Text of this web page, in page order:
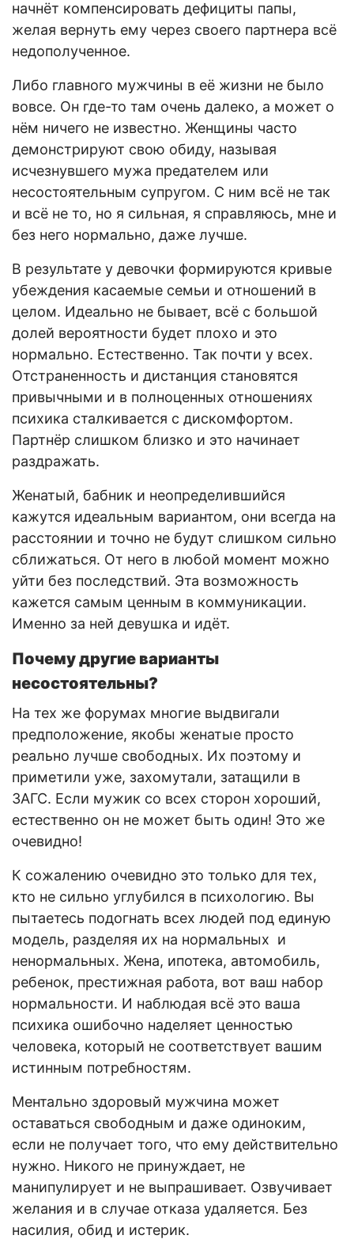
начнёт компенсировать дефициты папы,
желая вернуть ему через своего партнера всё
недополученное.
Либо главного мужчины в её жизни не было
вовсе. Он где-то там очень далеко, а может о
нём ничего не известно. Женщины часто
демонстрируют свою обиду, называя
исчезнувшего мужа предателем или
несостоятельным супругом. С ним всё не так
и всё не то, но я сильная, я справляюсь, мне и
без него нормально, даже лучше.
В результате у девочки формируются кривые
убеждения касаемые семьи и отношений в
целом. Идеально не бывает, всё с большой
долей вероятности будет плохо и это
нормально. Естественно. Так почти у всех.
Отстраненность и дистанция становятся
привычными и в полноценных отношениях
психика сталкивается с дискомфортом.
Партнёр слишком близко и это начинает
раздражать.
Женатый, бабник и неопределившийся
кажутся идеальным вариантом, они всегда на
расстоянии и точно не будут слишком сильно
сближаться. От него в любой момент можно
уйти без последствий. Эта возможность
кажется самым ценным в коммуникации.
Именно за ней девушка и идёт.
Почему другие варианты
несостоятельны?
На тех же форумах многие выдвигали
предположение, якобы женатые просто
реально лучше свободных. Их поэтому и
приметили уже, захомутали, затащили в
ЗАГС. Если мужик со всех сторон хороший,
естественно он не может быть один! Это же
очевидно!
К сожалению очевидно это только для тех,
кто не сильно углубился в психологию. Вы
пытаетесь подогнать всех людей под единую
модель, разделяя их на нормальных и
ненормальных. Жена, ипотека, автомобиль,
ребенок, престижная работа, вот ваш набор
нормальности. И наблюдая всё это ваша
психика ошибочно наделяет ценностью
человека, который не соответствует вашим
истинным потребностям.
Ментально здоровый мужчина может
оставаться свободным и даже одиноким,
если не получает того, что ему действительно
нужно. Никого не принуждает, не
манипулирует и не выпрашивает. Озвучивает
желания и в случае отказа удаляется. Без
насилия, обид и истерик.